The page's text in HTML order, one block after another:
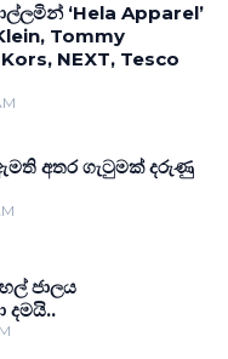
‘Hela Apparel’
Tommy
NEXT, Tesco
අතර ගැටුමක් දරුණු
ජාලය
දමයි..